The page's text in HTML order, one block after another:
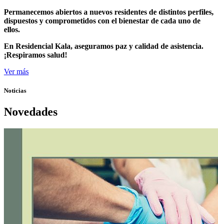
Permanecemos abiertos a nuevos residentes de distintos perfiles,
dispuestos y comprometidos con el bienestar de cada uno de
ellos.
En Residencial Kala, aseguramos paz y calidad de asistencia.
¡Respiramos salud!
Ver más
Noticias
Novedades